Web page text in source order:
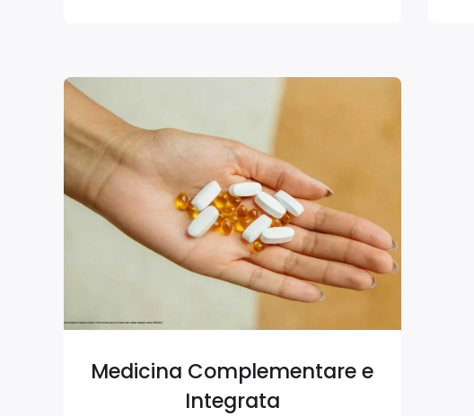
Medicina Complementare e
Integrata